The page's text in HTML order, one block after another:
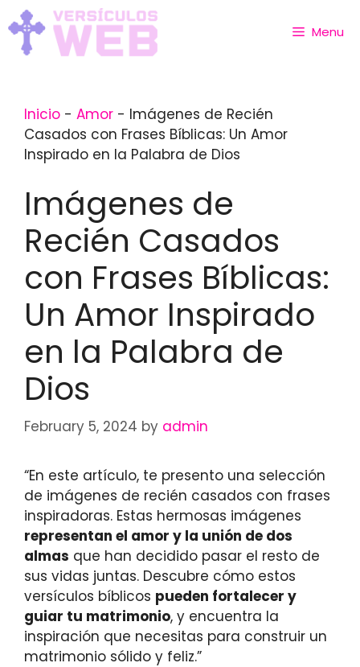
Skip
to
content
Menu
Inicio - Amor - Imágenes de Recién
Casados con Frases Bíblicas: Un Amor
Inspirado en la Palabra de Dios
Imágenes de
Recién Casados
con Frases Bíblicas:
Un Amor Inspirado
en la Palabra de
Dios
February 5, 2024 by admin
“En este artículo, te presento una selección
de imágenes de recién casados con frases
inspiradoras. Estas hermosas imágenes
representan el amor y la unión de dos
almas que han decidido pasar el resto de
sus vidas juntas. Descubre cómo estos
versículos bíblicos pueden fortalecer y
guiar tu matrimonio, y encuentra la
inspiración que necesitas para construir un
matrimonio sólido y feliz.”